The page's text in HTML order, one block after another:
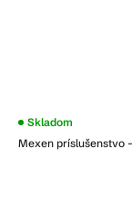
Mexen príslušenstvo
Skladom